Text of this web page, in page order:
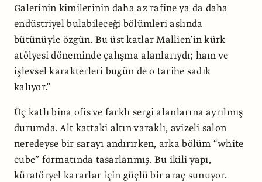
Galerinin kimileri­nin daha az rafine ya da daha
endüstriyel bulabileceği bölümleri aslında
bütünüyle özgün. Bu üst katlar Mallien’in kürk
atölyesi döneminde çalışma alanlarıydı; ham ve
işlevsel karakterleri bugün de o tarihe sadık
kalıyor.”
Üç katlı bina ofis ve farklı sergi alanlarına ayrılmış
durumda. Alt kattaki altın varaklı, avizeli salon
neredeyse bir sarayı andırırken, arka bölüm “white
cube” formatında tasarlanmış. Bu ikili yapı,
küratöryel kararlar için güçlü bir araç sunuyor.